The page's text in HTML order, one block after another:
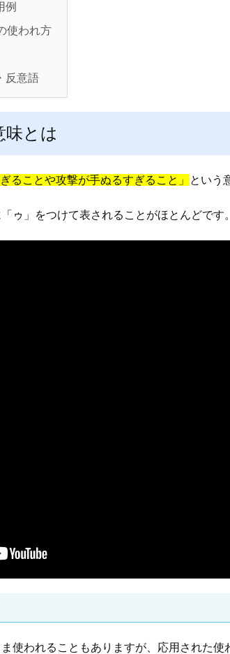
例
使われ方
反意語
味とは
ることや攻撃が手ぬるすぎること」 という
ゥ」をつけて表されることがほとんどです。
使われることもありますが、応用された使